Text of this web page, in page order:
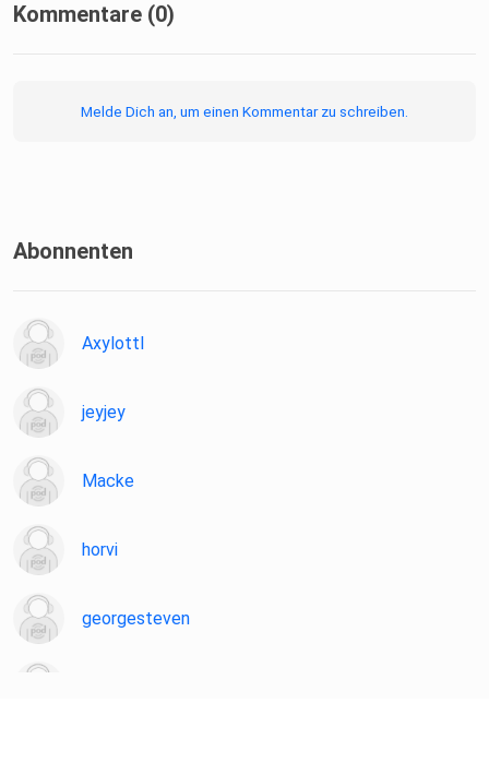
Kommentare (0)
Melde Dich an, um einen Kommentar zu schreiben.
Abonnenten
Axylottl
jeyjey
Macke
horvi
georgesteven